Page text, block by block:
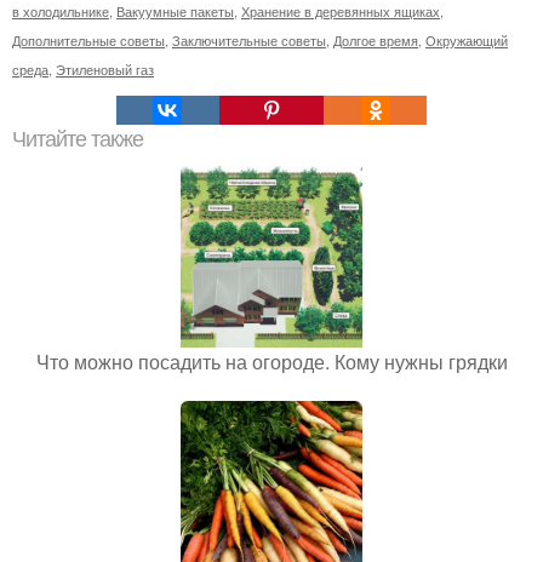
в холодильнике Вакуумные пакеты Хранение в деревянных ящиках
Дополнительные советы Заключительные советы Долгое время Окружающий
среда Этиленовый газ
Читайте также
Что можно посадить на огороде. Кому нужны грядки